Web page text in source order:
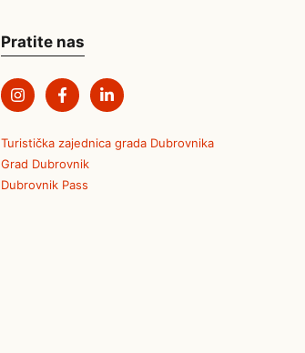
Pratite nas
Turistička zajednica grada Dubrovnika
Grad Dubrovnik
Dubrovnik Pass